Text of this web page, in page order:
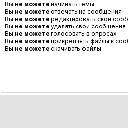
Вы не можете начинать темы
Вы не можете отвечать на сообщения
Вы не можете редактировать свои
Вы не можете удалять свои сообщения
Вы не можете голосовать в опросах
Вы не можете прикреплять файлы к
Вы не можете скачивать файлы